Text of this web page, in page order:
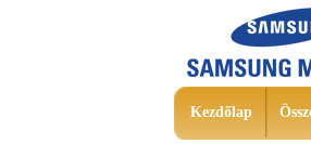
Kezdőlap